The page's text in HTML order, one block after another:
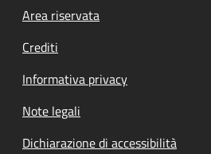
Footer menu
Area riservata
Crediti
Informativa privacy
Note legali
Dichiarazione di accessibilità